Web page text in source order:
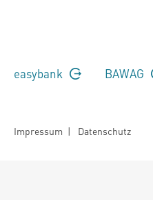
easybank BAWAG
Impressum | Datenschutz